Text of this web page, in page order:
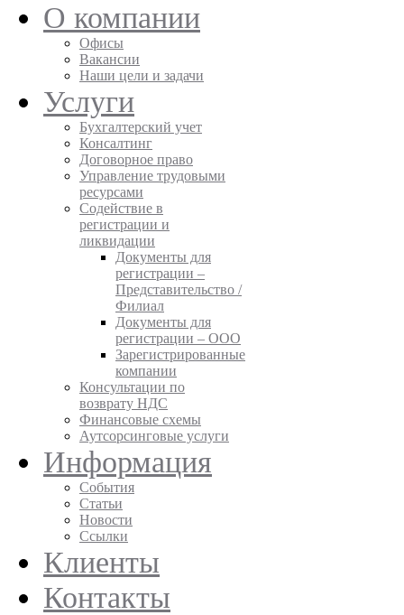
О компании
Офисы
Вакансии
Наши цели и задачи
Услуги
Бухгалтерский учет
Консалтинг
Договорное право
Управление трудовыми
ресурсами
Содействие в
регистрации и
ликвидации
Документы для
регистрации –
Представительство /
Филиал
Документы для
регистрации – ООО
Зарегистрированные
компании
Консультации по
возврату НДС
Финансовые схемы
Аутсорсинговые услуги
Информация
События
Статьи
Новости
Ссылки
Клиенты
Контакты